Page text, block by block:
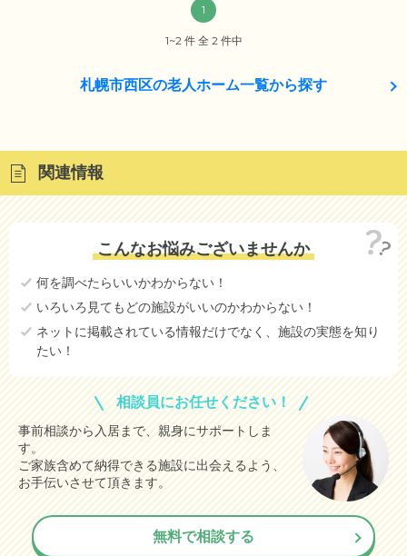
1
1~2 件 全 2 件中
札幌市西区の老人ホーム一覧から探す
関連情報
こんなお悩みございませんか
何を調べたらいいかわからない！
いろいろ見てもどの施設がいいのかわからない！
ネットに掲載されている情報だけでなく、施設の実態を知り
たい！
相談員にお任せください！
事前相談から入居まで、親身にサポートしま
す。
ご家族含めて納得できる施設に出会えるよう、
お手伝いさせて頂きます。
無料で相談する